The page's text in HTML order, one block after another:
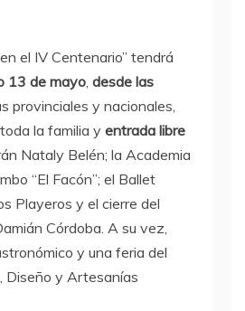
el IV Centenario” tendrá
13 de mayo, desde las
provinciales y nacionales,
la familia y entrada libre
Nataly Belén; la Academia
“El Facón”; el Ballet
Playeros y el cierre del
Córdoba. A su vez,
y una feria del
Diseño y Artesanías